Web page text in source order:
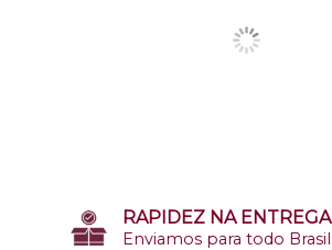
RAPIDEZ NA ENTREGA
Enviamos para todo Brasil